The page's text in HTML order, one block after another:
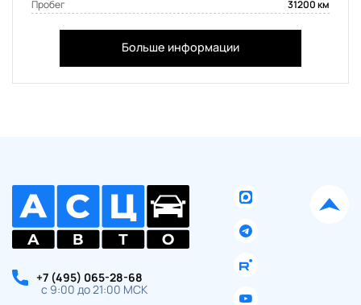
Пробег 31200 км
Больше информации
+7 (495) 065-28-68
с 9:00 до 21:00 МСК